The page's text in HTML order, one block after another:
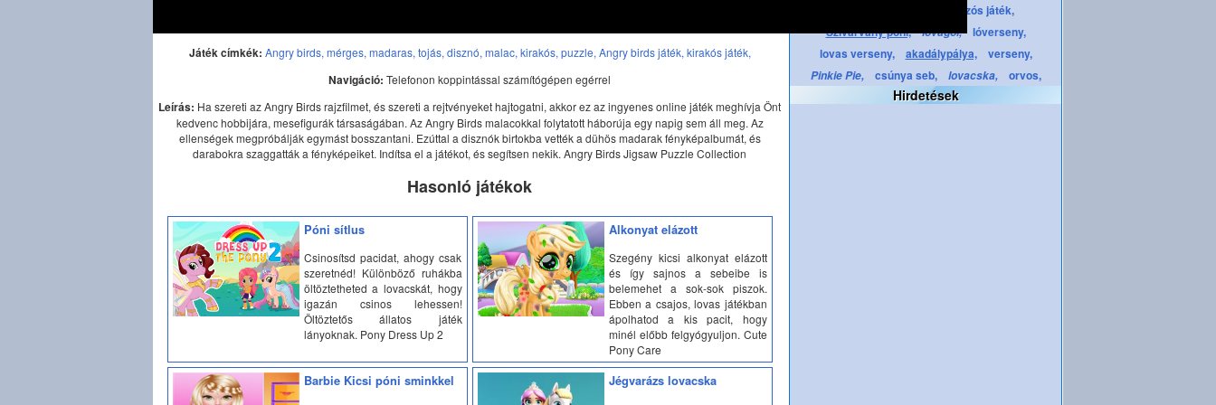
Játék címkék: Angry birds, mérges, madaras, tojás, disznó, malac, kirakós, puzzle, Angry birds játék, kirakós játék,
Navigáció: Telefonon koppintással számítógépen egérrel
Leírás: Ha szereti az Angry Birds rajzfilmet, és szereti a rejtvényeket hajtogatni, akkor ez az ingyenes online játék meghívja Önt
kedvenc hobbijára, mesefigurák társaságában. Az Angry Birds malacokkal folytatott háborúja egy napig sem áll meg. Az
ellenségek megpróbálják egymást bosszantani. Ezúttal a disznók birtokba vették a dühös madarak fényképalbumát, és
darabokra szaggatták a fényképeiket. Indítsa el a játékot, és segítsen nekik. Angry Birds Jigsaw Puzzle Collection
Hasonló játékok
Póni sítlus
Csinosítsd pacidat, ahogy csak
szeretnéd! Különböző ruhákba
öltöztetheted a lovacskát, hogy
igazán csinos lehessen!
Öltöztetős állatos játék
lányoknak. Pony Dress Up 2
Alkonyat elázott
Szegény kicsi alkonyat elázott
és így sajnos a sebeibe is
belemehet a sok-sok piszok.
Ebben a csajos, lovas játékban
ápolhatod a kis pacit, hogy
minél előbb felgyógyuljon. Cute
Pony Care
Barbie Kicsi póni sminkkel Jégvarázs lovacska
gondozós játék,
Szivárvány póni,
lovagol,
lóverseny,
lovas verseny,
akadálypálya, verseny,
Pinkie Pie, csúnya seb, lovacska, orvos,
Hirdetések